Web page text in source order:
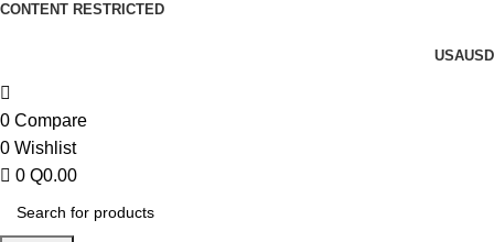
CONTENT RESTRICTED
USAUSD
0 Compare
0 Wishlist
0 Q0.00